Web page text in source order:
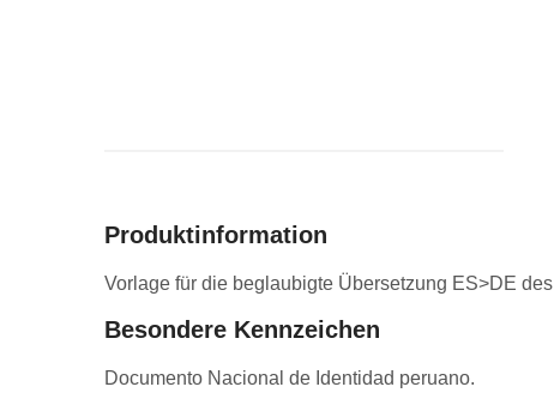
Produktinformation
Vorlage für die beglaubigte Übersetzung ES>DE des
Besondere Kennzeichen
Documento Nacional de Identidad peruano.